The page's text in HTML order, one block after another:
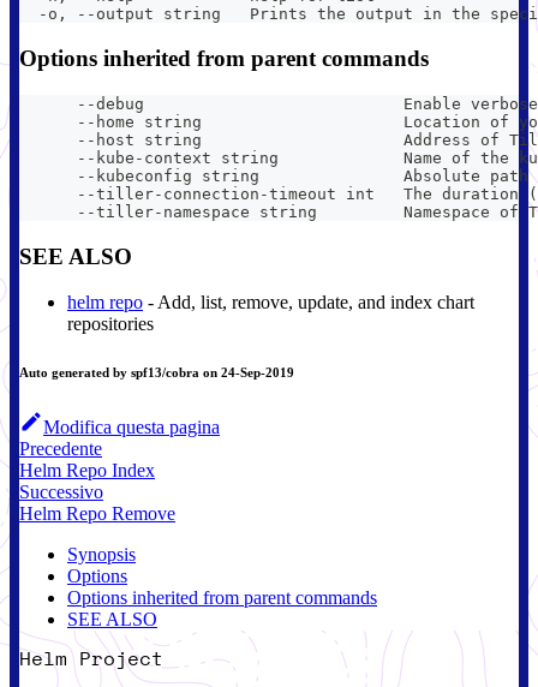
-o, --output string   Prints the output in the
Options inherited from parent commands
--debug                           Enable
--home string                     Location of
--host string                     Address of
--kube-context string             Name of the
--kubeconfig string               Absolute
--tiller-connection-timeout int   The duration
--tiller-namespace string         Namespace of
SEE ALSO
helm repo - Add, list, remove, update, and index chart
repositories
Auto generated by spf13/cobra on 24-Sep-2019
Modifica questa pagina
Precedente
Helm Repo Index
Successivo
Helm Repo Remove
Synopsis
Options
Options inherited from parent commands
SEE ALSO
Helm Project